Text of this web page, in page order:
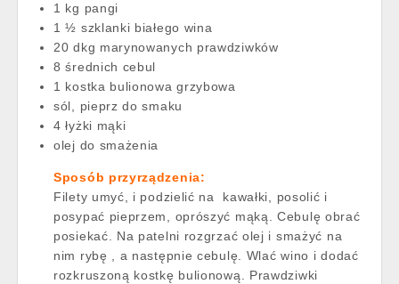
1 kg pangi
1 ½ szklanki białego wina
20 dkg marynowanych prawdziwków
8 średnich cebul
1 kostka bulionowa grzybowa
sól, pieprz do smaku
4 łyżki mąki
olej do smażenia
Sposób przyrządzenia:
Filety umyć, i podzielić na kawałki, posolić i
posypać pieprzem, oprószyć mąką. Cebulę obrać
posiekać. Na patelni rozgrzać olej i smażyć na
nim rybę , a następnie cebulę. Wlać wino i dodać
rozkruszoną kostkę bulionową. Prawdziwki